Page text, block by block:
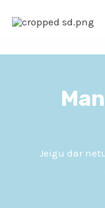
Jeigu dar